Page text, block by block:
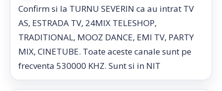
Confirm si la TURNU SEVERIN ca au intrat TV
AS, ESTRADA TV, 24MIX TELESHOP,
TRADITIONAL, MOOZ DANCE, EMI TV, PARTY
MIX, CINETUBE. Toate aceste canale sunt pe
frecventa 530000 KHZ. Sunt si in NIT